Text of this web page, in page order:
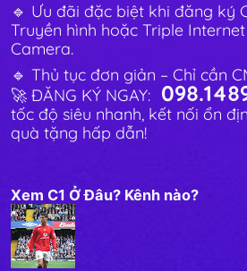
🔹 Ưu đãi đặc biệt khi đăng ký
Truyền hình hoặc Triple
Camera.
🔹 Thủ tục đơn giản – Chỉ cần
🚀 ĐĂNG KÝ NGAY:
tốc độ siêu nhanh, kết nối ổn
quà tặng hấp dẫn!
Xem C1 Ở Đâu? Kênh nào?